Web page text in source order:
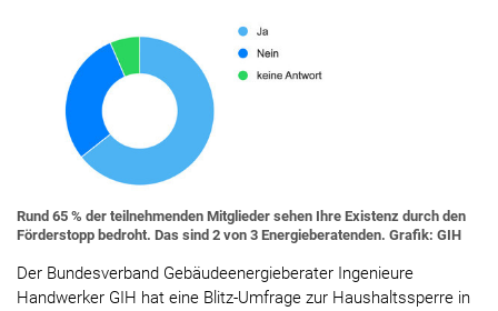
Rund 65 % der teilnehmenden Mitglieder sehen Ihre Existenz durch den
Förderstopp bedroht. Das sind 2 von 3 Energieberatenden. Grafik: GIH
Der Bundesverband Gebäudeenergieberater Ingenieure
Handwerker GIH hat eine Blitz-Umfrage zur Haushaltssperre in